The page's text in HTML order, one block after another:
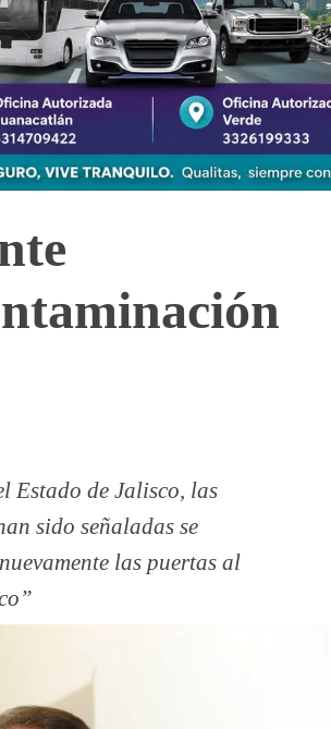
Estado de Jalisco, las
sido señaladas se
las puertas al